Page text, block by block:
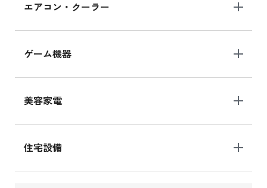
エアコン・クーラー
ゲーム機器
美容家電
住宅設備